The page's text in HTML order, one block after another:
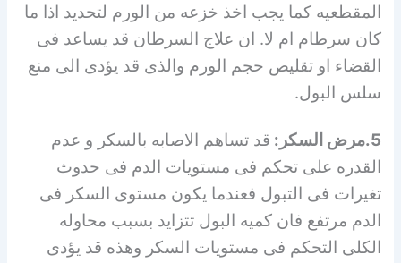
المقطعيه كما يجب اخذ خزعه من الورم لتحديد اذا ما
كان سرطام ام لا. ان علاج السرطان قد يساعد فى
القضاء او تقليص حجم الورم والذى قد يؤدى الى منع
سلس البول.
5.مرض السكر:
قد تساهم الاصابه بالسكر و عدم
القدره على تحكم فى مستويات الدم فى حدوث
تغيرات فى التبول فعندما يكون مستوى السكر فى
الدم مرتفع فان كميه البول تتزايد بسبب محاوله
الكلى التحكم فى مستويات السكر وهذه قد يؤدى